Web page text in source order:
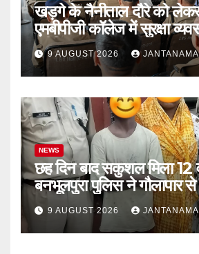
खड़गे के नैनीताल दौरे को
एमबीपीजी कॉलेज में सुरक्षा
ब्रीफिंग
9 AUGUST 2026
NEWS
छह दिन बाद सकुशल मिला 12
बनभूलपुरा पुलिस ने गौलापार से
9 AUGUST 2026